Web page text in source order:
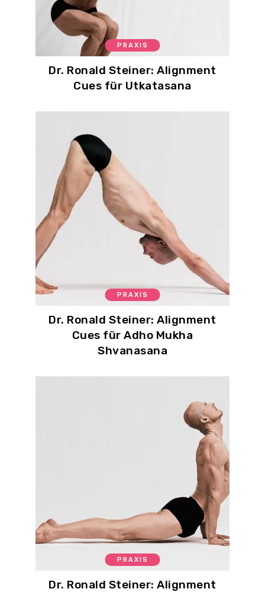
PRAXIS
Dr. Ronald Steiner: Alignment
Cues für Utkatasana
PRAXIS
Dr. Ronald Steiner: Alignment
Cues für Adho Mukha
Shvanasana
PRAXIS
Dr. Ronald Steiner: Alignment